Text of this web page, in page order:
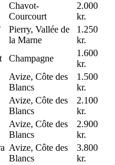
Chavot-
Courcourt
2.000
kr.
Pierry, Vallée de
la Marne
1.250
kr.
Champagne
1.600
kr.
Avize, Côte des
Blancs
1.500
kr.
Avize, Côte des
Blancs
2.100
kr.
Avize, Côte des
Blancs
2.900
kr.
Avize, Côte des
Blancs
3.800
kr.